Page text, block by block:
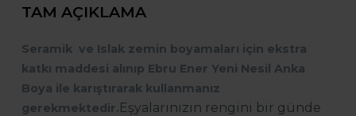
TAM AÇIKLAMA
Seramik ve Islak zemin boyamaları için ekstra
katkı maddesi alınıp Ebru Ener Yeni Nesil Anka
Boya ile karıştırarak kullanmanız
gerekmektedir.Eşyalarınızın rengini bir günde